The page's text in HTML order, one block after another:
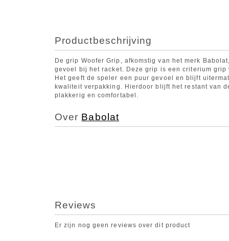
Productbeschrijving
De grip Woofer Grip, afkomstig van het merk
gevoel bij het racket. Deze grip is een criterium
Het geeft de speler een puur gevoel en blijft
kwaliteit verpakking. Hierdoor blijft het restant van
plakkerig en comfortabel.
Over Babolat
Reviews
Er zijn nog geen reviews over dit product